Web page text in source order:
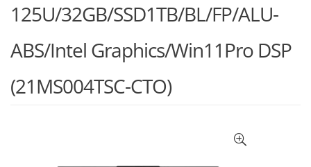
125U/32GB/SSD1TB/BL/FP/ALU-
ABS/Intel Graphics/Win11Pro DSP
(21MS004TSC-CTO)